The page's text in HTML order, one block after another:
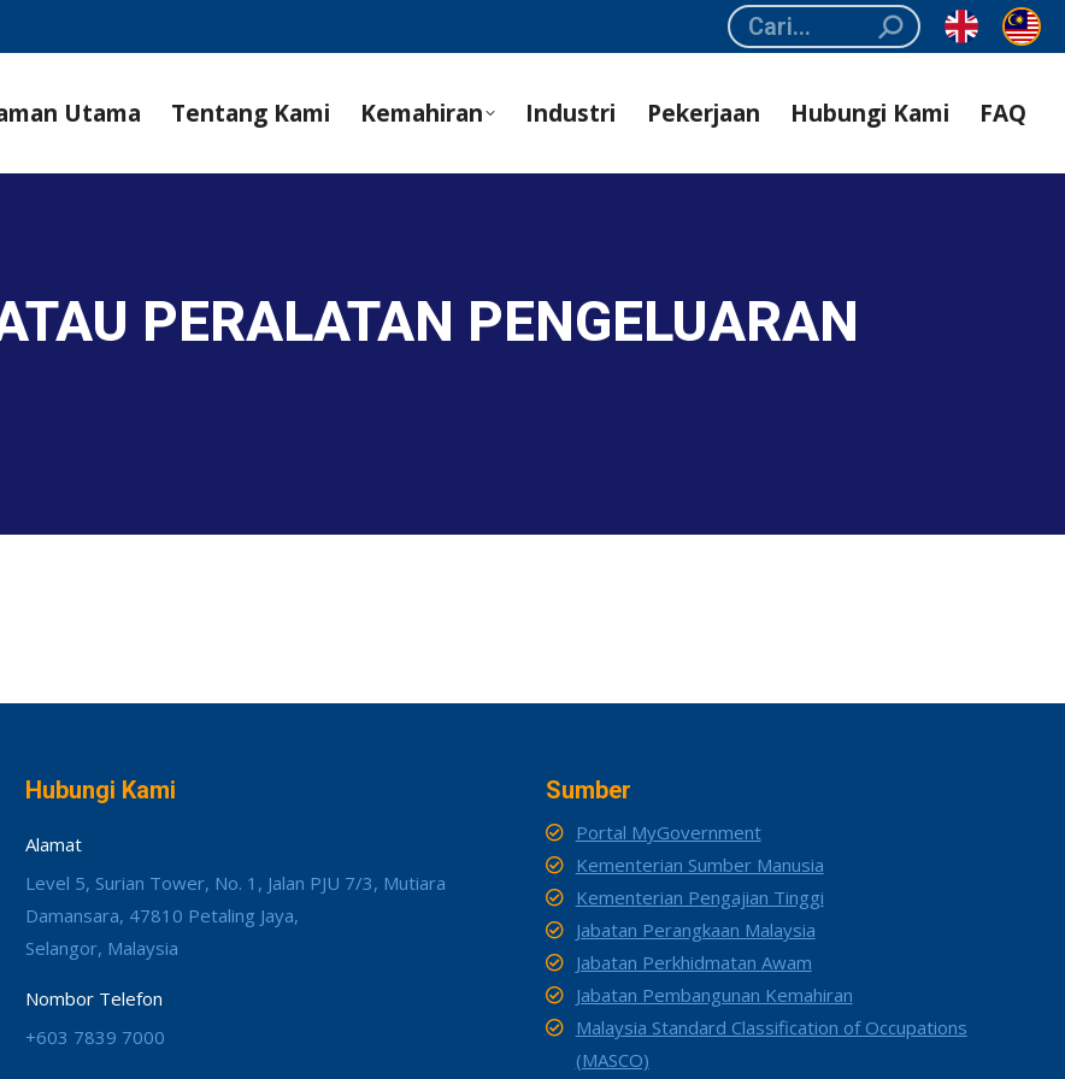
Search:
Utama Tentang Kami Kemahiran Industri Pekerjaan Hubungi Kami FAQ
PERALATAN PENGELUARAN
Hubungi Kami
Alamat
Level 5, Surian Tower, No. 1, Jalan PJU 7/3, Mutiara
Damansara, 47810 Petaling Jaya,
Selangor, Malaysia
Nombor Telefon
+603 7839 7000
Sumber
Portal MyGovernment
Kementerian Sumber Manusia
Kementerian Pengajian Tinggi
Jabatan Perangkaan Malaysia
Jabatan Perkhidmatan Awam
Jabatan Pembangunan Kemahiran
Malaysia Standard Classification of Occupations
(MASCO)